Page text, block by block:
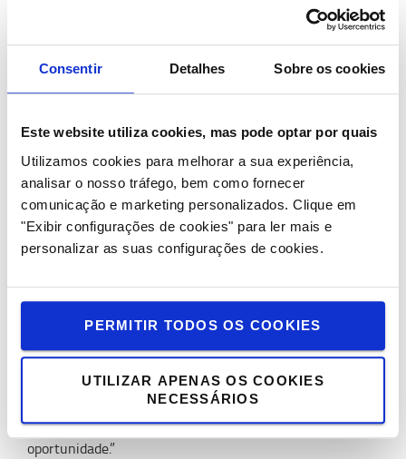
Consentir Detalhes Sobre os cookies
Este website utiliza cookies, mas pode optar por quais
Utilizamos cookies para melhorar a sua experiência,
analisar o nosso tráfego, bem como fornecer
comunicação e marketing personalizados. Clique em
"Exibir configurações de cookies" para ler mais e
personalizar as suas configurações de cookies.
PERMITIR TODOS OS COOKIES
UTILIZAR APENAS OS COOKIES
NECESSÁRIOS
Esta informação, facilmente visível pelo operador,
informa-o de quando precisa colocar a bateria à carga.
nenhuma, já que o
BT Tyro SHE100
está equipado com
uma bateria de iões de lítio de 60Ah e um carregador
qualquer tomada, em apenas 2,5 horas.
A empresa está confiante de ter um produto de
sucesso:
“Temos assistido a um crescimento de mercado no
operações de empilhamento. Este novo lançamento é
características do equipamento e adequação à aplicação.
Também vemos um crescimento da procura de modelos
semelhantes nos canais online e estamos seguros que
este equipamento, por ser um produto simples e
económico, está diretamente em linha com essa
oportunidade.”